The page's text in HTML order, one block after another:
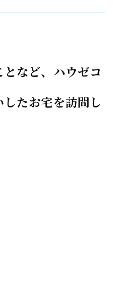
など、ハウゼコ
たお宅を訪問し